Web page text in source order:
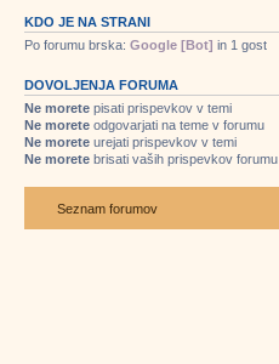
KDO JE NA STRANI
Po forumu brska: Google [Bot] in 1 gost
DOVOLJENJA FORUMA
Ne morete pisati prispevkov v temi
Ne morete odgovarjati na teme v forumu
Ne morete urejati prispevkov v temi
Ne morete brisati vaših prispevkov forumu
Seznam forumov